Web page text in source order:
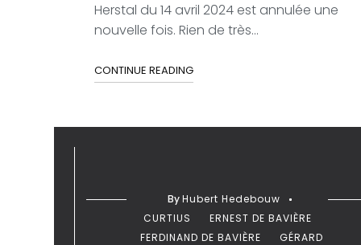
Herstal du 14 avril 2024 est annulée une
nouvelle fois. Rien de très...
CONTINUE READING
ByHubert Hedebouw
CURTIUS
ERNEST DE BAVIÈRE
FERDINAND DE BAVIÈRE
GÉRARD